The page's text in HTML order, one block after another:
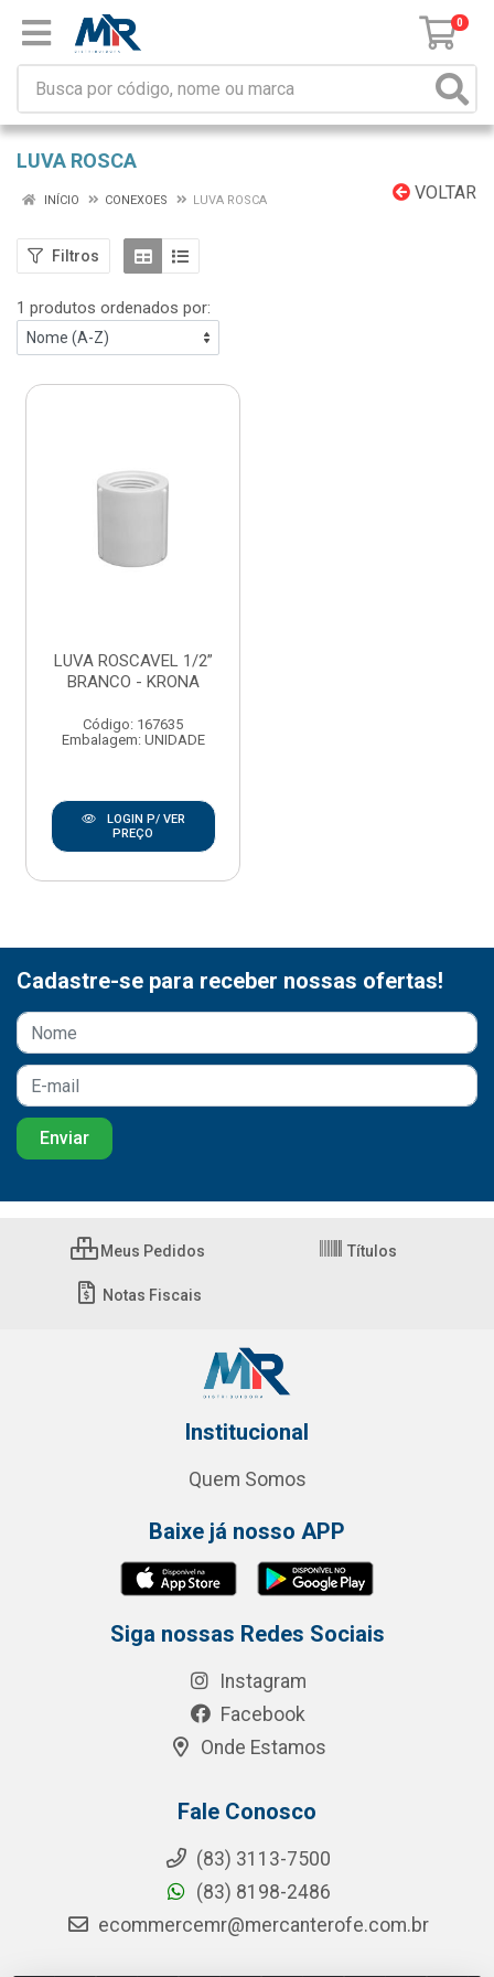
0
LUVA ROSCA
VOLTAR
INÍCIO CONEXOES LUVA ROSCA
Filtros
1 produtos ordenados por:
LUVA ROSCAVEL 1/2”
BRANCO - KRONA
Código: 167635
Embalagem: UNIDADE
LOGIN P/ VER
PREÇO
Cadastre-se para receber nossas ofertas!
Meus Pedidos Títulos
Notas Fiscais
Institucional
Quem Somos
Baixe já nosso APP
Siga nossas Redes Sociais
Instagram
Facebook
Onde Estamos
Fale Conosco
(83) 3113-7500
(83) 8198-2486
ecommercemr@mercanterofe.com.br